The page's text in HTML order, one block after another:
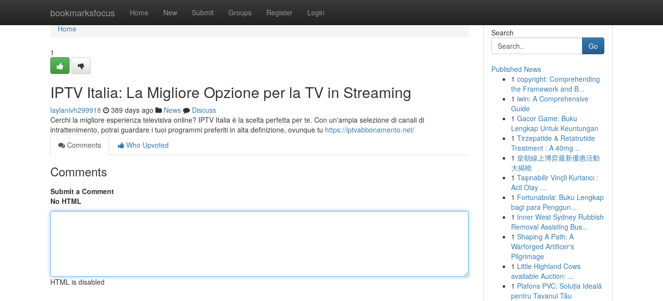
bookmarksfocus Home New Submit Groups Register Login
Home
Home
1
IPTV Italia: La Migliore Opzione per la TV in Streaming
laylanivh299918 389 days ago News
Discuss
Cerchi la migliore esperienza televisiva online? IPTV Italia è la scelta perfetta per te. Con un'ampia selezione di canali di
intrattenimento, potrai guardare i tuoi programmi preferiti in alta definizione, ovunque tu https://iptvabbonamento.net/
Comments
Who Upvoted
Comments
Submit a Comment
No HTML
HTML is disabled
Search
Go
Published News
1 copyright: Comprehending
the Framework and B...
1 iwin: A Comprehensive
Guide
1 Gacor Game: Buku
Lengkap Untuk Keuntungan
1 Tirzepatide & Retatrutide
Treatment : A 40mg ...
1 皇朝線上博弈最新優惠活動
大揭曉
1 Taşınabilir Vinçli Kurtarıcı :
Acil Olay ...
1 Fortunabola: Buku Lengkap
bagi para Penggun...
1 Inner West Sydney Rubbish
Removal Assisting Bus...
1 Shaping A Path: A
Warforged Artificer's
Pilgrimage
1 Little Highland Cows
available Auction: ...
1 Plafons PVC: Soluția Ideală
pentru Tavanul Tău